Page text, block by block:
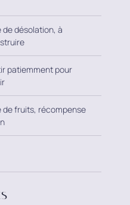
de désolation, à
patiemment pour
de fruits, récompense